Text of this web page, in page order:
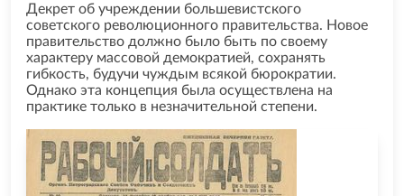
Декрет об учреждении большевистского
советского революционного правительства. Новое
правительство должно было быть по своему
характеру массовой демократией, сохранять
гибкость, будучи чуждым всякой бюрократии.
Однако эта концепция была осуществлена на
практике только в незначительной степени.